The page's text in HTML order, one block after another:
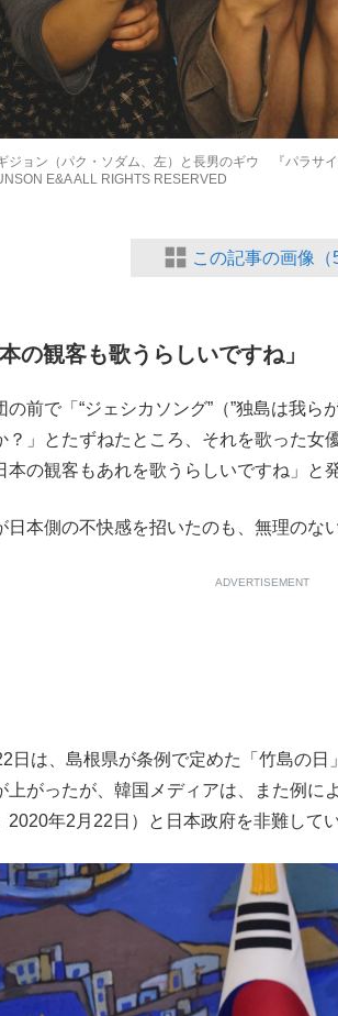
ジョン（パク・ソダム、左）と長男のギウ 『パラサ
E&A ALL RIGHTS RESERVED
この記事の画像（
の観客も歌うらしいですね」
前で「“ジェシカソング”（”独島は我ら
？」とたずねたところ、それを歌った
本の観客もあれを歌うらしいですね」と
本側の不快感を招いたのも、無理のな
ADVERTISEMENT
は、島根県が条例で定めた「竹島の日
上がったが、韓国メディアは、また例に
2020年2月22日）と日本政府を非難してい